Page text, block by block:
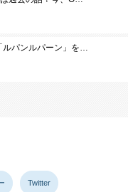
ルパンルパーン」を…
Twitter